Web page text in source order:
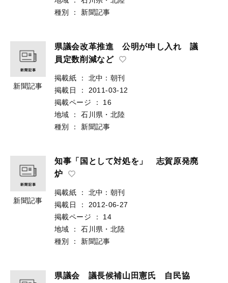
種別
： 新聞記事
新聞記事
県議会改革推進 公明が申し入れ 議
員定数削減など
掲載紙 ：
北中：朝刊
掲載日
：
2011-03-12
掲載ページ
：
16
地域
：
石川県・北陸
種別
： 新聞記事
新聞記事
知事「国として対処を」 志賀原発廃
炉
掲載紙 ：
北中：朝刊
掲載日
：
2012-06-27
掲載ページ
：
14
地域
：
石川県・北陸
種別
： 新聞記事
県議会 議長候補山田憲氏 自民協